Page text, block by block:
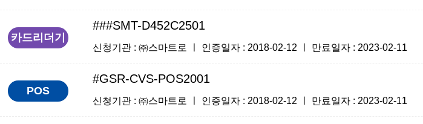
카드리더기
###SMT-D452C2501
신청기관 : ㈜스마트로 ㅣ 인증일자 : 2018-02-12 ㅣ 만료일자 : 2023-02-11
POS
#GSR-CVS-POS2001
신청기관 : ㈜스마트로 ㅣ 인증일자 : 2018-02-12 ㅣ 만료일자 : 2023-02-11